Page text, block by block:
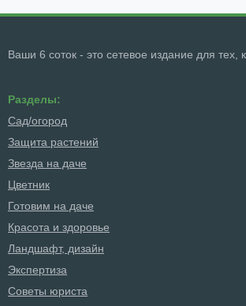
Ваши 6 соток - это сетевое издание для тех,
Разделы:
Сад/огород
Защита растений
Звезда на даче
Цветник
Готовим на даче
Красота и здоровье
Ландшафт, дизайн
Экспертиза
Советы юриста